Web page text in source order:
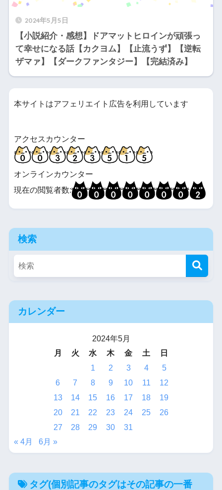
2024年5月5日
【小説紹介・感想】ドアマットヒロインが頑張っ
て幸せになる話【カクヨム】【止流うず】【逆転
ザマァ】【ダークファンタジー】【完結済み】
本サイトはアフェリエイト広告を利用しています
アクセスカウンター
オンラインカウンター
現在の閲覧者数:
検索
カレンダー
2024年5月
月
火 水 木 金 土
日
1
2 3 4
5
6
7 8 9 10 11
12
13
14 15 16 17 18
19
20
21 22 23 24 25
26
27
28 29 30
31
« 4月
6月 »
タグ(個別記事のタグはその記事の一番